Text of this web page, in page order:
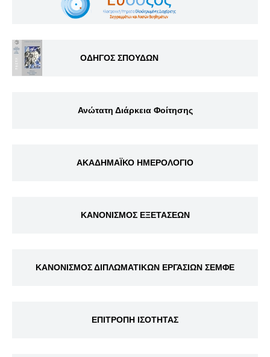
ΟΔΗΓΟΣ ΣΠΟΥΔΩΝ
Ανώτατη Διάρκεια Φοίτησης
ΑΚΑΔΗΜΑΪΚΟ ΗΜΕΡΟΛΟΓΙΟ
ΚΑΝΟΝΙΣΜΟΣ ΕΞΕΤΑΣΕΩΝ
ΚΑΝΟΝΙΣΜΟΣ ΔΙΠΛΩΜΑΤΙΚΩΝ ΕΡΓΑΣΙΩΝ ΣΕΜΦΕ
ΕΠΙΤΡΟΠΗ ΙΣΟΤΗΤΑΣ